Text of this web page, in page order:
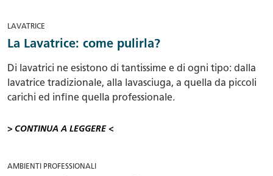
LAVATRICE
La Lavatrice: come pulirla?
Di lavatrici ne esistono di tantissime e di ogni tipo: dalla
lavatrice tradizionale, alla lavasciuga, a quella da piccoli
carichi ed infine quella professionale.
> CONTINUA A LEGGERE <
AMBIENTI PROFESSIONALI